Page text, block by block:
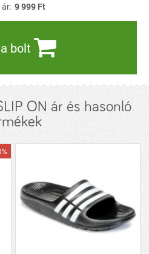
9 999 Ft
bolt
ON ár és hasonló